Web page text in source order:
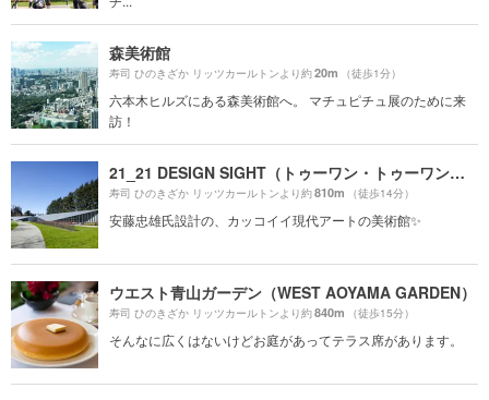
森美術館
寿司 ひのきざか リッツカールトンより約20m （徒歩1分）
六本木ヒルズにある森美術館へ。 マチュピチュ展のために来
訪！
21_21 DESIGN SIGHT（トゥーワン・トゥーワン・デザインサイト）
寿司 ひのきざか リッツカールトンより約810m （徒歩14分）
安藤忠雄氏設計の、カッコイイ現代アートの美術館✨
ウエスト青山ガーデン（WEST AOYAMA GARDEN）
寿司 ひのきざか リッツカールトンより約840m （徒歩15分）
そんなに広くはないけどお庭があってテラス席があります。